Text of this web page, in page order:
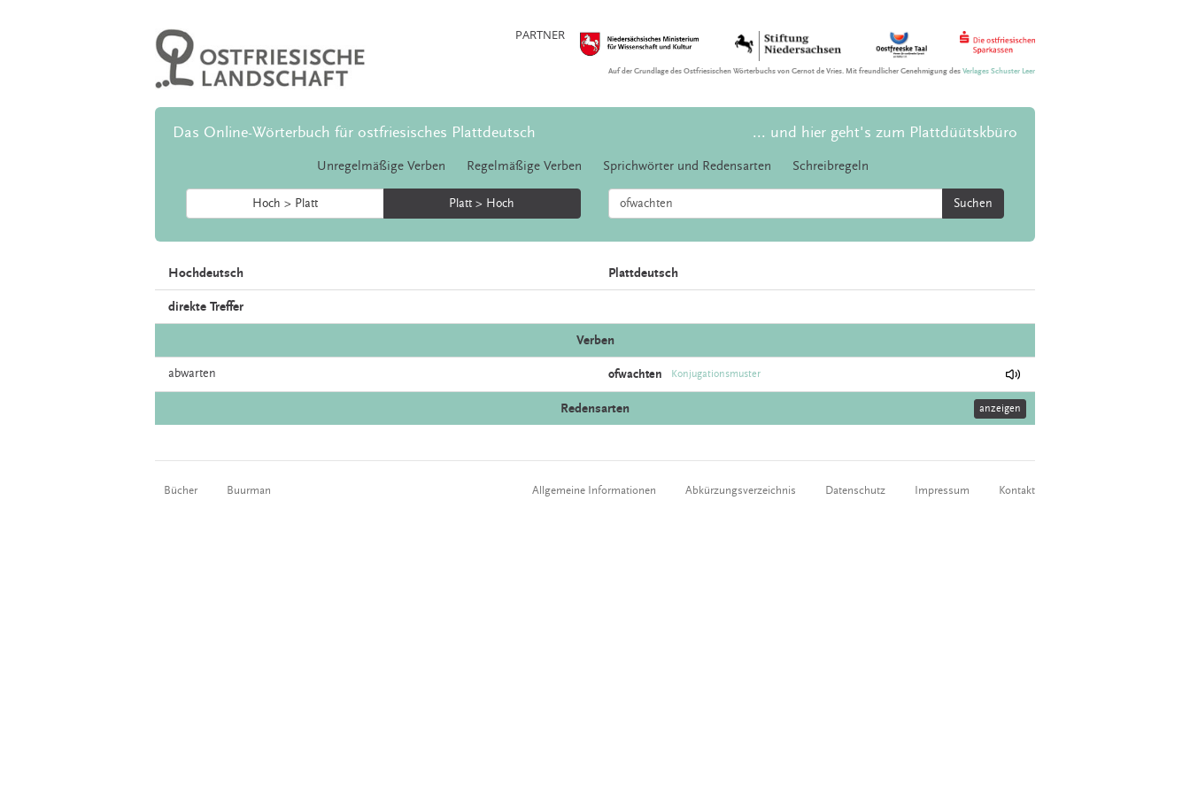
PARTNER
Auf der Grundlage des Ostfriesischen Wörterbuchs von Gernot de Vries. Mit freundlicher Genehmigung desVerlages Schuster Leer
Das Online-Wörterbuch für ostfriesisches Plattdeutsch ... und hier geht's zum Plattdüütskbüro
Unregelmäßige Verben Regelmäßige Verben Sprichwörter und Redensarten Schreibregeln
Hoch > Platt Platt > Hoch Suchen
Hochdeutsch Plattdeutsch
direkte Treffer
Verben
abwarten ofwachten Konjugationsmuster
Redensarten anzeigen
Bücher Buurman Allgemeine Informationen Abkürzungsverzeichnis Datenschutz Impressum Kontakt